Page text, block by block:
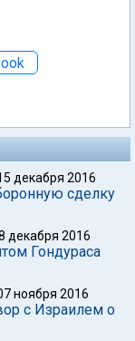
декабря 2016
сделку
декабря 2016
Гондураса
ноября 2016
с Израилем о